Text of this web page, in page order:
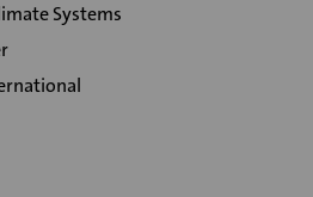
Systems